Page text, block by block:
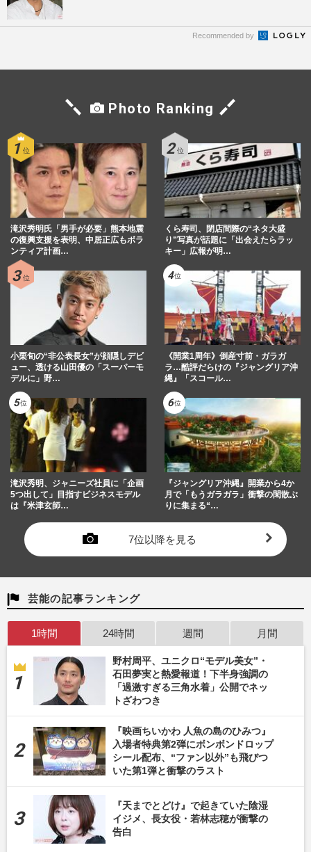
Recommended by
Photo Ranking
滝沢秀明氏「男手が必要」熊本地震
の復興支援を表明、中居正広もボラ
ンティア計画…
くら寿司、閉店間際の“ネタ大盛
り”写真が話題に「出会えたらラッ
キー」広報が明…
小栗旬の“非公表長女”が顔隠しデビ
ュー、透ける山田優の「スーパーモ
デルに」野…
《開業1周年》倒産寸前・ガラガ
ラ…酷評だらけの『ジャングリア沖
縄』「スコール…
滝沢秀明、ジャニーズ社員に「企画
5つ出して」目指すビジネスモデル
は『米津玄師…
『ジャングリア沖縄』開業から4か
月で「もうガラガラ」衝撃の閑散ぶ
りに集まる“…
7位以降を見る
芸能の記事ランキング
1時間 24時間 週間 月間
野村周平、ユニクロ“モデル美女”・
石田夢実と熱愛報道！下半身強調の
「過激すぎる三角水着」公開でネッ
トざわつき
『映画ちいかわ 人魚の島のひみつ』
入場者特典第2弾にボンボンドロップ
シール配布、“ファン以外”も飛びつ
いた第1弾と衝撃のラスト
『天までとどけ』で起きていた陰湿
イジメ、長女役・若林志穂が衝撃の
告白